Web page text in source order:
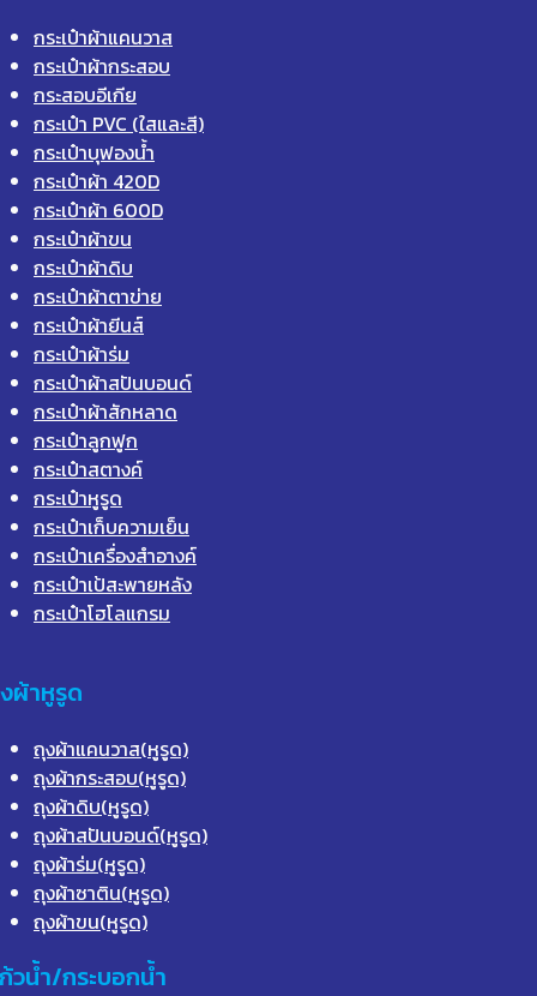
กระเป๋าผ้าแคนวาส
กระเป๋าผ้ากระสอบ
กระสอบอีเกีย
กระเป๋า PVC (ใสและสี)
กระเป๋าบุฟองน้ำ
กระเป๋าผ้า 420D
กระเป๋าผ้า 600D
กระเป๋าผ้าขน
กระเป๋าผ้าดิบ
กระเป๋าผ้าตาข่าย
กระเป๋าผ้ายีนส์
กระเป๋าผ้าร่ม
กระเป๋าผ้าสปันบอนด์
กระเป๋าผ้าสักหลาด
กระเป๋าลูกฟูก
กระเป๋าสตางค์
กระเป๋าหูรูด
กระเป๋าเก็บความเย็น
กระเป๋าเครื่องสำอางค์
กระเป๋าเป้สะพายหลัง
กระเป๋าโฮโลแกรม
ผ้าหูรูด
ถุงผ้าแคนวาส(หูรูด)
ถุงผ้ากระสอบ(หูรูด)
ถุงผ้าดิบ(หูรูด)
ถุงผ้าสปันบอนด์(หูรูด)
ถุงผ้าร่ม(หูรูด)
ถุงผ้าซาติน(หูรูด)
ถุงผ้าขน(หูรูด)
วน้ำ/กระบอกน้ำ